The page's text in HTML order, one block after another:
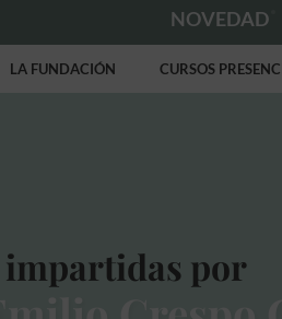
NOVEDAD
LA FUNDACIÓN CURSOS
impartidas por